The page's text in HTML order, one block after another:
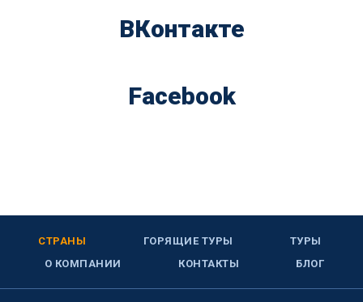
ВКонтакте
Facebook
СТРАНЫ ГОРЯЩИЕ ТУРЫ
ТУРЫ
О КОМПАНИИ
КОНТАКТЫ БЛОГ